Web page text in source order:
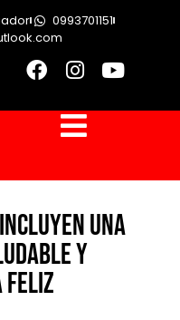
0993701151
una
y